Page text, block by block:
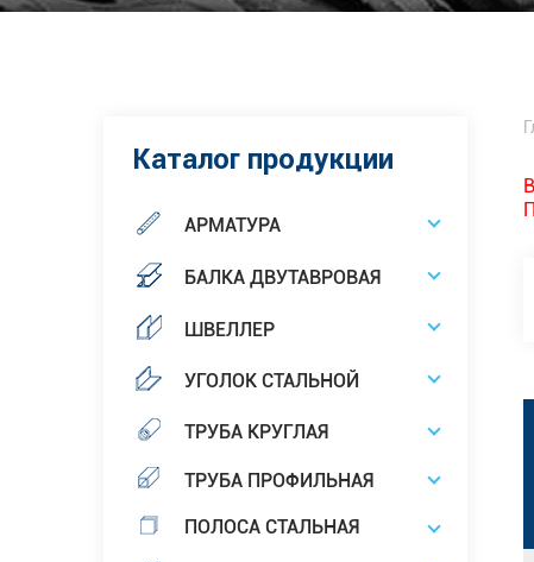
Каталог продукции
АРМАТУРА
БАЛКА ДВУТАВРОВАЯ
ШВЕЛЛЕР
УГОЛОК СТАЛЬНОЙ
ТРУБА КРУГЛАЯ
ТРУБА ПРОФИЛЬНАЯ
ПОЛОСА СТАЛЬНАЯ